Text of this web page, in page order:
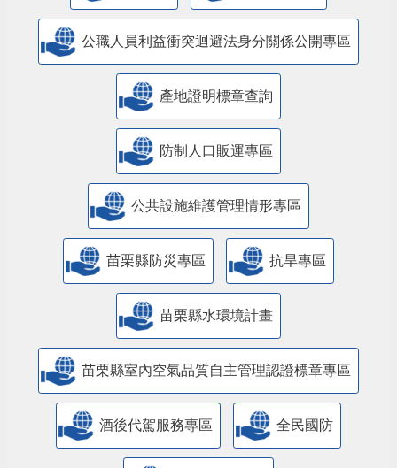
公職人員利益衝突迴避法身分關係公開專區
產地證明標章查詢
防制人口販運專區
​公共設施維護管理情形專區
苗栗縣防災專區 抗旱專區
苗栗縣水環境計畫
苗栗縣室內空氣品質自主管理認證標章專區
酒後代駕服務專區 全民國防